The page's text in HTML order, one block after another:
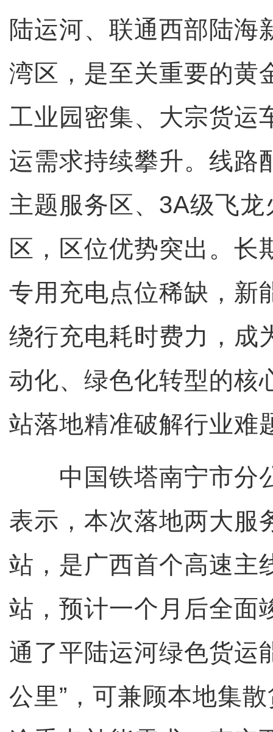
陆运河、联通西部陆海
湾区，是至关重要的黄
工业园密集、大宗货运
运需求持续攀升。线路
主题服务区、3A级飞
区，区位优势突出。长
专用充电点位稀缺，新
绕行充电耗时费力，成
动化、绿色化转型的核
站落地精准破解行业难
中国铁塔南宁市分
表示，本次落地两大服
站，是广西首个高速主
站，预计一个月后全面
通了平陆运河绿色货运
公里”，可兼顾本地集